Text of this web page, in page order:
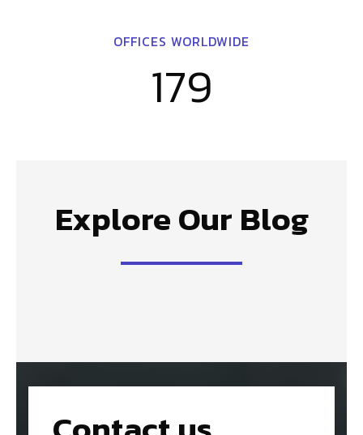
OFFICES WORLDWIDE
179
Explore Our Blog